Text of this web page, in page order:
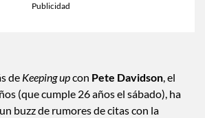
de Keeping upcon Pete Davidson, el
(que cumple 26 años el sábado), ha
buzz de rumores de citas con la